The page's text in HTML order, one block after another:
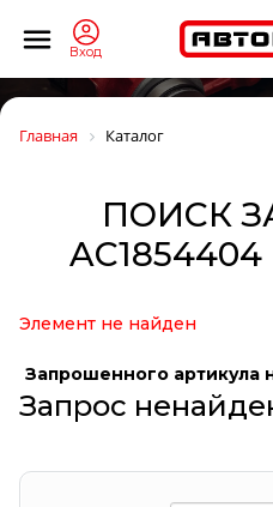
Вход
Главная Каталог
ПОИСК
AC1854404
Элемент не найден
Запрошенного артикула
Запрос